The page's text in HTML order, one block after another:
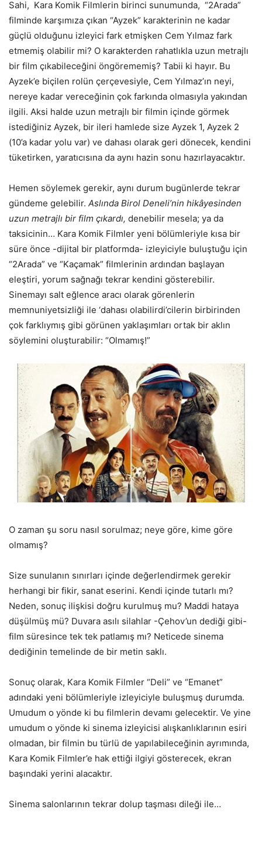
Sahi, Kara Komik Filmlerin birinci sunumunda, “2Arada”
filminde karşımıza çıkan “Ayzek” karakterinin ne kadar
güçlü olduğunu izleyici fark etmişken Cem Yılmaz fark
etmemiş olabilir mi? O karakterden rahatlıkla uzun metrajlı
bir film çıkabileceğini öngörememiş? Tabii ki hayır. Bu
Ayzek’e biçilen rolün çerçevesiyle, Cem Yılmaz’ın neyi,
nereye kadar vereceğinin çok farkında olmasıyla yakından
ilgili. Aksi halde uzun metrajlı bir filmin içinde görmek
istediğiniz Ayzek, bir ileri hamlede size Ayzek 1, Ayzek 2
(10’a kadar yolu var) ve dahası olarak geri dönecek, kendini
tüketirken, yaratıcısına da aynı hazin sonu hazırlayacaktır.
Hemen söylemek gerekir, aynı durum bugünlerde tekrar
gündeme gelebilir. Aslında Birol Deneli’nin hikâyesinden
uzun metrajlı bir film çıkardı, denebilir mesela; ya da
taksicinin… Kara Komik Filmler yeni bölümleriyle kısa bir
süre önce -dijital bir platformda- izleyiciyle buluştuğu için
“2Arada” ve “Kaçamak” filmlerinin ardından başlayan
eleştiri, yorum sağnağı tekrar kendini gösterebilir.
Sinemayı salt eğlence aracı olarak görenlerin
memnuniyetsizliği ile ‘dahası olabilirdi’cilerin birbirinden
çok farklıymış gibi görünen yaklaşımları ortak bir aklın
söylemini oluşturabilir: “Olmamış!”
O zaman şu soru nasıl sorulmaz; neye göre, kime göre
olmamış?
Size sunulanın sınırları içinde değerlendirmek gerekir
herhangi bir fikir, sanat eserini. Kendi içinde tutarlı mı?
Neden, sonuç ilişkisi doğru kurulmuş mu? Maddi hataya
düşülmüş mü? Duvara asılı silahlar -Çehov’un dediği gibi-
film süresince tek tek patlamış mı? Neticede sinema
dediğinin temelinde de bir metin saklı.
Sonuç olarak, Kara Komik Filmler “Deli” ve “Emanet”
adındaki yeni bölümleriyle izleyiciyle buluşmuş durumda.
Umudum o yönde ki bu filmlerin devamı gelecektir. Ve yine
umudum o yönde ki sinema izleyicisi alışkanlıklarının esiri
olmadan, bir filmin bu türlü de yapılabileceğinin ayrımında,
Kara Komik Filmler’e hak ettiği ilgiyi gösterecek, ekran
başındaki yerini alacaktır.
Sinema salonlarının tekrar dolup taşması dileği ile…